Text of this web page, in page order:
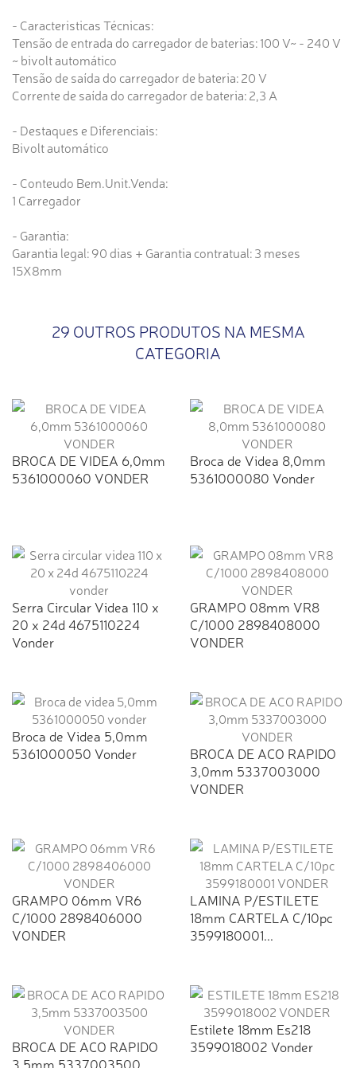
- Caracteristicas Técnicas:
Tensão de entrada do carregador de baterias: 100 V~ - 240 V
~ bivolt automático
Tensão de saída do carregador de bateria: 20 V
Corrente de saída do carregador de bateria: 2,3 A
- Destaques e Diferenciais:
Bivolt automático
- Conteudo Bem.Unit.Venda:
1 Carregador
- Garantia:
Garantia legal: 90 dias + Garantia contratual: 3 meses
15X8mm
29 OUTROS PRODUTOS NA MESMA
CATEGORIA
BROCA DE VIDEA 6,0mm
5361000060 VONDER
Broca de Videa 8,0mm
5361000080 Vonder
Serra Circular Videa 110 x
20 x 24d 4675110224
Vonder
GRAMPO 08mm VR8
C/1000 2898408000
VONDER
Broca de Videa 5,0mm
5361000050 Vonder
BROCA DE ACO RAPIDO
3,0mm 5337003000
VONDER
GRAMPO 06mm VR6
C/1000 2898406000
VONDER
LAMINA P/ESTILETE
18mm CARTELA C/10pc
3599180001...
BROCA DE ACO RAPIDO
3,5mm 5337003500
Estilete 18mm Es218
3599018002 Vonder